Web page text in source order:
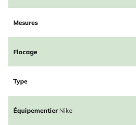
Mesures
Flocage
Type
Équipementier Nike